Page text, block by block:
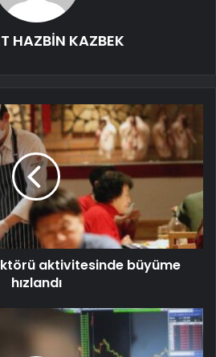
HAZBİN KAZBEK
aktivitesinde büyüme
hızlandı